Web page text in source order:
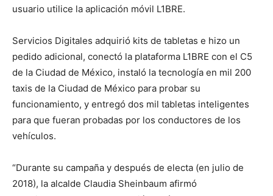
usuario utilice la aplicación móvil L1BRE.
Servicios Digitales adquirió kits de tabletas e hizo un
pedido adicional, conectó la plataforma L1BRE con el C5
de la Ciudad de México, instaló la tecnología en mil 200
taxis de la Ciudad de México para probar su
funcionamiento, y entregó dos mil tabletas inteligentes
para que fueran probadas por los conductores de los
vehículos.
“Durante su campaña y después de electa (en julio de
2018), la alcalde Claudia Sheinbaum afirmó